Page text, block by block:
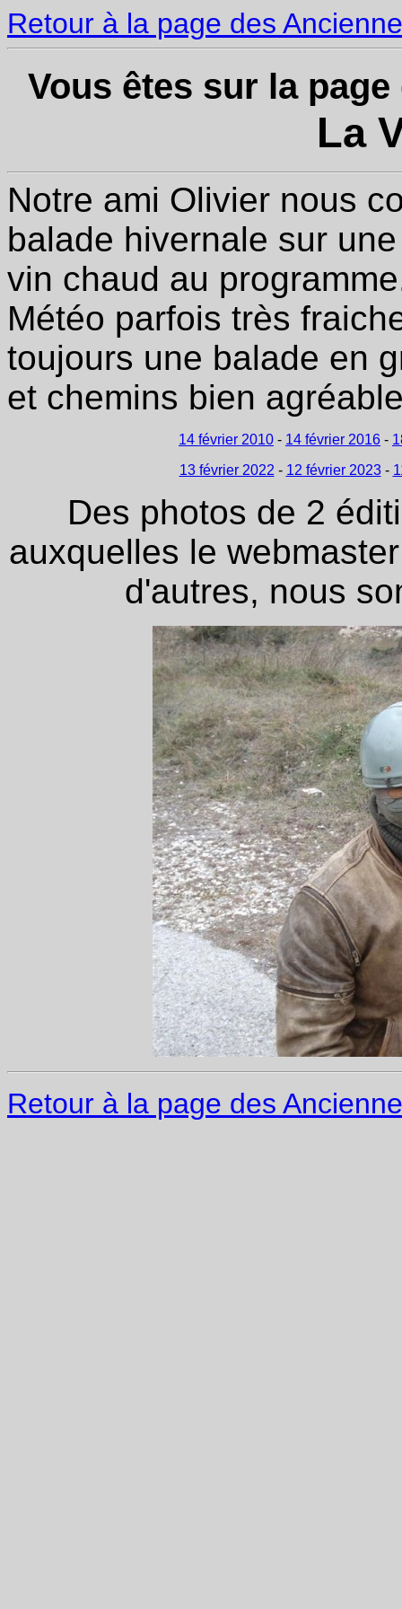
Retour à la page des
Vous êtes sur la
La
Notre ami Olivier nous
balade hivernale sur
vin chaud au
Météo parfois très
toujours une balade en
et chemins bien
14 février 2010 - 14 février 2016 -
13 février 2022 - 12 février 2023-
Des photos de 2
auxquelles le
d'autres, nous
Retour à la page des